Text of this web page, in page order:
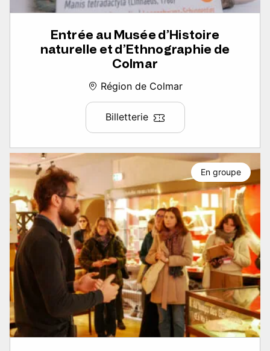
Entrée au Musée d’Histoire
naturelle et d’Ethnographie de
Colmar
Région de Colmar
Billetterie
En groupe